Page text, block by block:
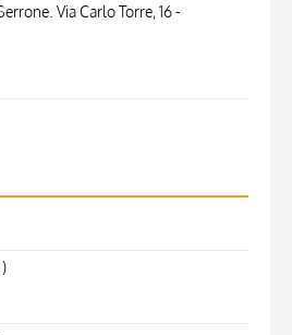
Via Carlo Torre, 16 -